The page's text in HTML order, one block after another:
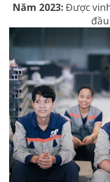
Năm 2023:Được